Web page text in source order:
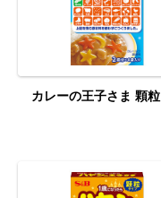
カレーの王子さま 顆粒